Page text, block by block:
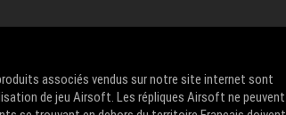
associés vendus sur notre site internet sont
de jeu Airsoft. Les répliques Airsoft ne peuvent